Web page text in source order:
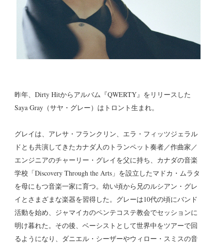
昨年、Dirty Hitからアルバム『QWERTY』をリリースした
Saya Gray（サヤ・グレー）はトロント生まれ。
グレイは、アレサ・フランクリン、エラ・フィッツジェラル
ドとも共演してきたカナダ人のトランペット奏者／作曲家／
エンジニアのチャーリー・グレイを父に持ち、カナダの音楽
学校「Discovery Through the Arts」を設立したマドカ・ムラタ
を母にもつ音楽一家に育つ。幼い頃から兄のルシアン・グレ
イとさまざまな楽器を習得した。グレーは10代の頃にバンド
活動を始め、ジャマイカのペンテコステ教会でセッションに
明け暮れた。その後、ベーシストとして世界中をツアーで回
るようになり、ダニエル・シーザーやウィロー・スミスの音